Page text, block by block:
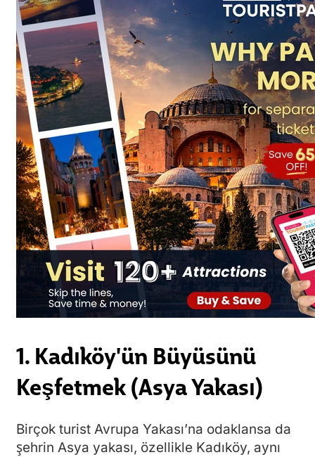
1. Kadıköy'ün Büyüsünü
Keşfetmek (Asya Yakası)
Birçok turist Avrupa Yakası’na odaklansa da
şehrin Asya yakası, özellikle Kadıköy, aynı